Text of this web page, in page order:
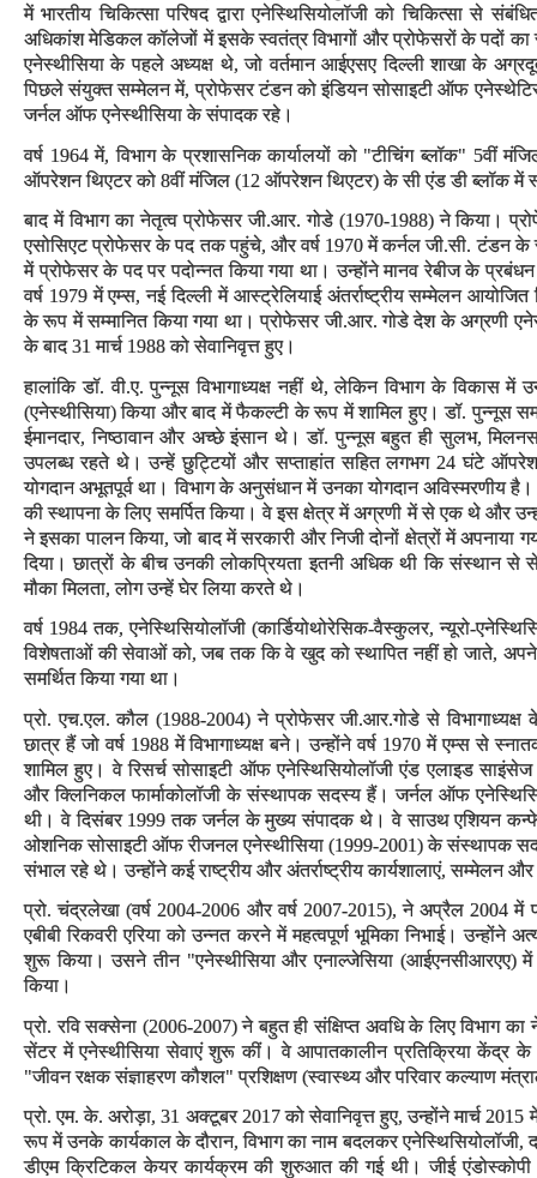
में भारतीय चिकित्सा परिषद द्वारा एनेस्थिसियोलॉजी को चिकित्सा से
अधिकांश मेडिकल कॉलेजों में इसके स्वतंत्र विभागों और प्रोफेसरों के पदों
एनेस्थीसिया के पहले अध्यक्ष थे, जो वर्तमान आईएसए दिल्ली शाखा के
पिछले संयुक्त सम्मेलन में, प्रोफेसर टंडन को इंडियन सोसाइटी ऑफ
जर्नल ऑफ एनेस्थीसिया के संपादक रहे।
वर्ष 1964 में, विभाग के प्रशासनिक कार्यालयों को "टीचिंग ब्लॉक" 5वीं
ऑपरेशन थिएटर को 8वीं मंजिल (12 ऑपरेशन थिएटर) के सी एंड डी ब्लॉक में
बाद में विभाग का नेतृत्व प्रोफेसर जी.आर. गोडे (1970-1988) ने किया।
एसोसिएट प्रोफेसर के पद तक पहुंचे, और वर्ष 1970 में कर्नल जी.सी. टंडन के
में प्रोफेसर के पद पर पदोन्नत किया गया था। उन्होंने मानव रेबीज के
वर्ष 1979 में एम्स, नई दिल्ली में आस्ट्रेलियाई अंतर्राष्ट्रीय सम्मेलन
के रूप में सम्मानित किया गया था। प्रोफेसर जी.आर. गोडे देश के अग्रणी
के बाद 31 मार्च 1988 को सेवानिवृत्त हुए।
हालांकि डॉ. वी.ए. पुन्नूस विभागाध्यक्ष नहीं थे, लेकिन विभाग के विकास
(एनेस्थीसिया) किया और बाद में फैकल्टी के रूप में शामिल हुए। डॉ. पुन्नूस
ईमानदार, निष्ठावान और अच्छे इंसान थे। डॉ. पुन्नूस बहुत ही सुलभ,
उपलब्ध रहते थे। उन्हें छुट्टियों और सप्ताहांत सहित लगभग 24 घंटे
योगदान अभूतपूर्व था। विभाग के अनुसंधान में उनका योगदान अविस्मरणीय
की स्थापना के लिए समर्पित किया। वे इस क्षेत्र में अग्रणी में से एक थे और
ने इसका पालन किया, जो बाद में सरकारी और निजी दोनों क्षेत्रों में
दिया। छात्रों के बीच उनकी लोकप्रियता इतनी अधिक थी कि संस्थान से
मौका मिलता, लोग उन्हें घेर लिया करते थे।
वर्ष 1984 तक, एनेस्थिसियोलॉजी (कार्डियोथोरेसिक-वैस्कुलर, न्यूरो-
विशेषताओं की सेवाओं को, जब तक कि वे खुद को स्थापित नहीं हो जाते, अपने
समर्थित किया गया था।
प्रो. एच.एल. कौल (1988-2004) ने प्रोफेसर जी.आर.गोडे से
छात्र हैं जो वर्ष 1988 में विभागाध्यक्ष बने। उन्होंने वर्ष 1970 में एम्स से
शामिल हुए। वे रिसर्च सोसाइटी ऑफ एनेस्थिसियोलॉजी एंड एलाइड
और क्लिनिकल फार्माकोलॉजी के संस्थापक सदस्य हैं। जर्नल ऑफ
थी। वे दिसंबर 1999 तक जर्नल के मुख्य संपादक थे। वे साउथ एशियन
ओशनिक सोसाइटी ऑफ रीजनल एनेस्थीसिया (1999-2001) के संस्थापक
संभाल रहे थे। उन्होंने कई राष्ट्रीय और अंतर्राष्ट्रीय कार्यशालाएं, सम्मेलन
प्रो. चंद्रलेखा (वर्ष 2004-2006 और वर्ष 2007-2015), ने अप्रैल 2004
एबीबी रिकवरी एरिया को उन्नत करने में महत्वपूर्ण भूमिका निभाई। उन्होंने
शुरू किया। उसने तीन "एनेस्थीसिया और एनाल्जेसिया (आईएनसीआरएए) में
किया।
प्रो. रवि सक्सेना (2006-2007) ने बहुत ही संक्षिप्त अवधि के लिए विभाग
सेंटर में एनेस्थीसिया सेवाएं शुरू कीं। वे आपातकालीन प्रतिक्रिया केंद्र के
"जीवन रक्षक संज्ञाहरण कौशल" प्रशिक्षण (स्वास्थ्य और परिवार कल्याण
प्रो. एम. के. अरोड़ा, 31 अक्टूबर 2017 को सेवानिवृत्त हुए, उन्होंने मार्च 2015
रूप में उनके कार्यकाल के दौरान, विभाग का नाम बदलकर एनेस्थिसियोलॉजी,
डीएम क्रिटिकल केयर कार्यक्रम की शुरुआत की गई थी। जीई